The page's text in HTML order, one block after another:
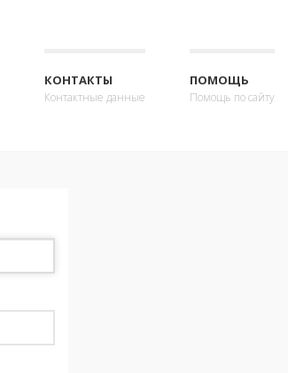
КОНТАКТЫ
Контактные данные
ПОМОЩЬ
Помощь по сайту